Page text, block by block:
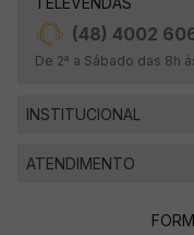
(48) 4002
De 2ª a Sábado das 8h
INSTITUCIONAL
ATENDIMENTO